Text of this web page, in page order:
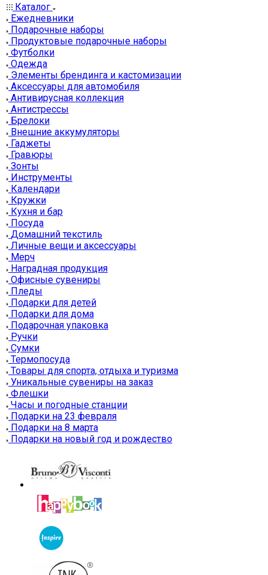
Каталог
Ежедневники
Подарочные наборы
Продуктовые подарочные наборы
Футболки
Одежда
Элементы брендинга и кастомизации
Аксессуары для автомобиля
Антивирусная коллекция
Антистрессы
Брелоки
Внешние аккумуляторы
Гаджеты
Гравюры
Зонты
Инструменты
Календари
Кружки
Кухня и бар
Посуда
Домашний текстиль
Личные вещи и аксессуары
Мерч
Наградная продукция
Офисные сувениры
Пледы
Подарки для детей
Подарки для дома
Подарочная упаковка
Ручки
Сумки
Термопосуда
Товары для спорта, отдыха и туризма
Уникальные сувениры на заказ
Флешки
Часы и погодные станции
Подарки на 23 февраля
Подарки на 8 марта
Подарки на новый год и рождество